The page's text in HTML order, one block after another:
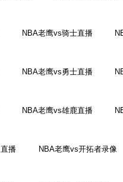
NBA老鹰vs骑士直播
NBA老鹰vs勇士直播
NBA老鹰vs雄鹿直播
播 NBA老鹰vs开拓者录像